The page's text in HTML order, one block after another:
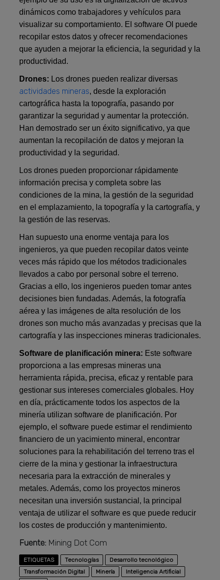
dinámicos como trabajadores y vehículos para
visualizar su comportamiento. El software OI puede
recopilar estos datos y ofrecer recomendaciones
que ayuden a mejorar la eficiencia, la seguridad y la
productividad.
Drones: Los drones pueden realizar diversas
actividades mineras, desde la exploración
cartográfica hasta la topografía, pasando por
garantizar la seguridad y aumentar la protección.
Han demostrado ser un éxito significativo, ya que
aumentan la recopilación de datos y mejoran la
productividad y la seguridad.
Los drones pueden proporcionar rápidamente
información precisa y completa sobre las
condiciones de la mina, la gestión de la seguridad
en el emplazamiento, la topografía y la cartografía, y
la gestión de las reservas.
Han supuesto una enorme ventaja para los
ingenieros, ya que pueden recopilar datos veinte
veces más rápido que los métodos tradicionales
llevados a cabo por personal sobre el terreno.
Gracias a ello, los ingenieros pueden tomar antes
decisiones bien fundadas. Además, la fotografía
aérea y las imágenes de alta resolución de los
drones son mucho más avanzadas y precisas que la
cartografía y las inspecciones mineras tradicionales.
Software de planificación minera: Este software
proporciona a las empresas mineras una
herramienta rápida, precisa, eficaz y rentable para
gestionar sus intereses comerciales globales. Hoy
en día, prácticamente todos los aspectos de la
minería utilizan software de planificación. Por
ejemplo, el software puede estimar el rendimiento
financiero de un yacimiento mineral, encontrar
soluciones para la rehabilitación del terreno tras el
cierre de la mina y gestionar la infraestructura
necesaria para la extracción de minerales y
metales. Además, como los proyectos mineros
necesitan una inversión sustancial, la principal
ventaja de utilizar el software es que puede reducir
los costes de producción y mantenimiento.
Fuente: Mining Dot Com
ETIQUETAS Tecnologías
Desarrollo tecnológico
Transformación Digital
Minería Inteligencia Artificial